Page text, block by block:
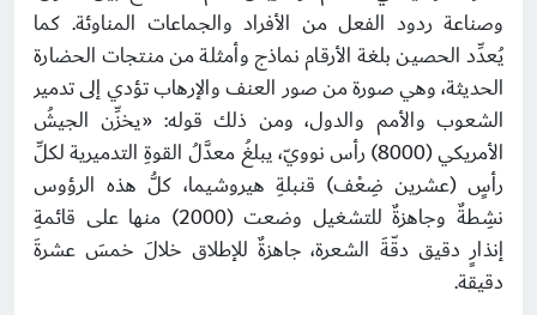
وصناعة ردود الفعل من الأفراد والجماعات المناوئة. كما
يُعدِّد الحصين بلغة الأرقام نماذج وأمثلة من منتجات الحضارة
الحديثة، وهي صورة من صور العنف والإرهاب تؤدي إلى تدمير
الشعوب والأمم والدول، ومن ذلك قوله: «يخزِّن الجيشُ
الأمريكي (8000) رأس نوويّ، يبلغُ معدَّلُ القوةِ التدميرية لكلِّ
رأسٍ (عشرين ضِعْف) قنبلةِ هيروشيما، كلُّ هذه الرؤوس
نشِطةٌ وجاهزةٌ للتشغيل وضعت (2000) منها على قائمةِ
إنذارٍ دقيق دقّةَ الشعرة، جاهزةٌ للإطلاق خلالَ خمسَ عشرةَ
دقيقة.